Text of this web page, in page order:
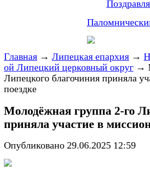
Главная → Липецкая епархия →
ой Липецкий церковный округ →
Липецкого благочиния приняла
поездке
Молодёжная группа 2-го
приняла участие в
Опубликовано 29.06.2025 12:59